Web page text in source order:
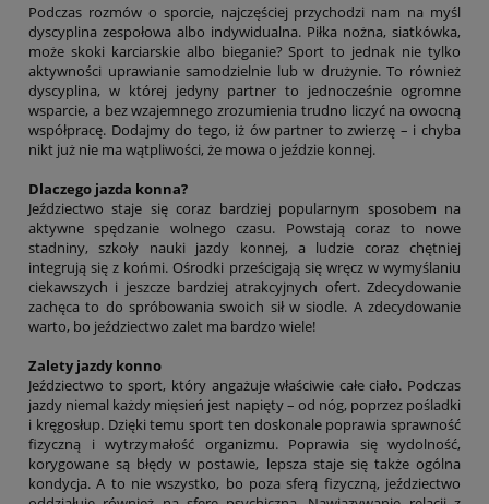
Podczas rozmów o sporcie, najczęściej przychodzi nam na myśl
dyscyplina zespołowa albo indywidualna. Piłka nożna, siatkówka,
może skoki karciarskie albo bieganie? Sport to jednak nie tylko
aktywności uprawianie samodzielnie lub w drużynie. To również
dyscyplina, w której jedyny partner to jednocześnie ogromne
wsparcie, a bez wzajemnego zrozumienia trudno liczyć na owocną
współpracę. Dodajmy do tego, iż ów partner to zwierzę – i chyba
nikt już nie ma wątpliwości, że mowa o jeździe konnej.
Dlaczego jazda konna?
Jeździectwo staje się coraz bardziej popularnym sposobem na
aktywne spędzanie wolnego czasu. Powstają coraz to nowe
stadniny, szkoły nauki jazdy konnej, a ludzie coraz chętniej
integrują się z końmi. Ośrodki prześcigają się wręcz w wymyślaniu
ciekawszych i jeszcze bardziej atrakcyjnych ofert. Zdecydowanie
zachęca to do spróbowania swoich sił w siodle. A zdecydowanie
warto, bo jeździectwo zalet ma bardzo wiele!
Zalety jazdy konno
Jeździectwo to sport, który angażuje właściwie całe ciało. Podczas
jazdy niemal każdy mięsień jest napięty – od nóg, poprzez pośladki
i kręgosłup. Dzięki temu sport ten doskonale poprawia sprawność
fizyczną i wytrzymałość organizmu. Poprawia się wydolność,
korygowane są błędy w postawie, lepsza staje się także ogólna
kondycja. A to nie wszystko, bo poza sferą fizyczną, jeździectwo